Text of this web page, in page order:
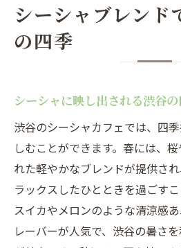
シーシャブレンド
の四季
シーシャに映し出される渋谷
渋谷のシーシャカフェでは、四
しむことができます。春には、
れた軽やかなブレンドが提供さ
ラックスしたひとときを過ごすこ
スイカやメロンのような清涼感
レーバーが人気で、渋谷の暑さ